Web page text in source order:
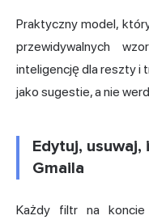
Praktyczny model,
przewidywalnych
inteligencję dla reszty i
jako sugestie, a nie
Edytuj,
Gmaila
Każdy filtr na koncie